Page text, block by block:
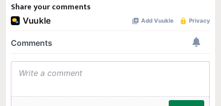
Share your comments